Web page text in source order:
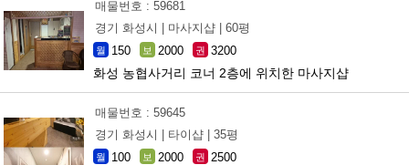
매물번호 : 59681
경기 화성시 |
마사지샵 | 60평
월 150 보 2000 권 3200
화성 농협사거리 코너 2층에 위치한 마사지샵
매물번호 : 59645
경기 화성시 |
타이샵 | 35평
월 100 보 2000 권 2500